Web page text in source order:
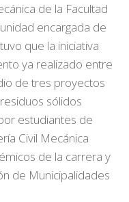
de la Facultad
encargada de
que la iniciativa
ya realizado entre
de tres proyectos
sólidos
estudiantes de
Civil Mecánica
de la carrera y
de Municipalidades